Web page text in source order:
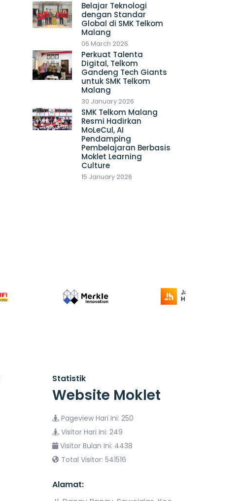
Belajar Teknologi
dengan Standar
Global di SMK Telkom
Malang
06 March 2026
Perkuat Talenta
Digital, Telkom
Gandeng Tech Giants
untuk SMK Telkom
Malang
30 January 2026
SMK Telkom Malang
Resmi Hadirkan
MoLeCul, AI
Pendamping
Pembelajaran Berbasis
Moklet Learning
Culture
15 January 2026
Statistik
Website Moklet
Pageview Hari Ini: 250
Visitor Hari Ini: 249
Visitor Bulan Ini: 4438
Total Visitor: 541516
Alamat: